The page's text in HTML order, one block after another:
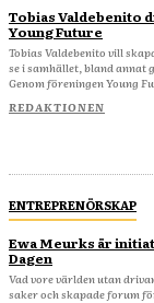
Tobias Valdebenito
Young Future
Tobias Valdebenito vill
se i samhället, bland annat
Genom föreningen Young
REDAKTIONEN
ENTREPRENÖRSKAP
Ewa Meurks är
Dagen
Vad vore världen utan
saker och skapade forum